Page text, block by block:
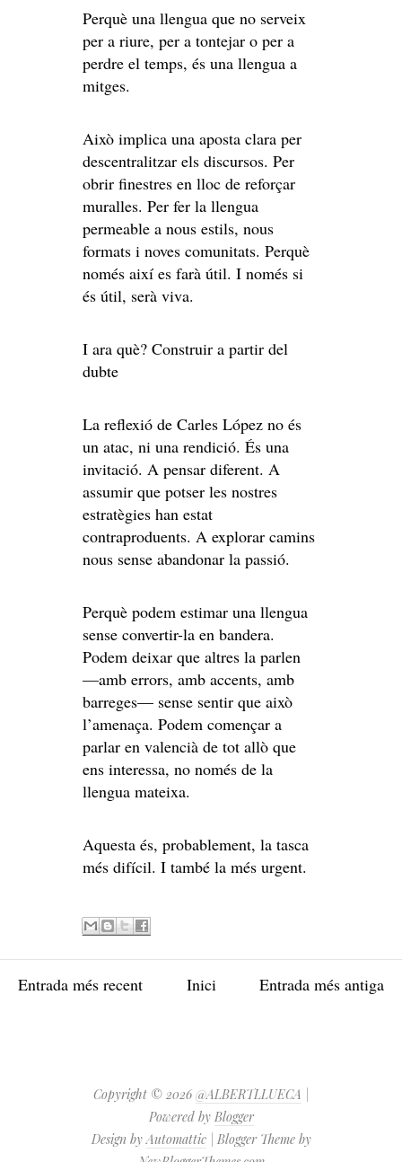
Perquè una llengua que no serveix
per a riure, per a tontejar o per a
perdre el temps, és una llengua a
mitges.
Això implica una aposta clara per
descentralitzar els discursos. Per
obrir finestres en lloc de reforçar
muralles. Per fer la llengua
permeable a nous estils, nous
formats i noves comunitats. Perquè
només així es farà útil. I només si
és útil, serà viva.
I ara què? Construir a partir del
dubte
La reflexió de Carles López no és
un atac, ni una rendició. És una
invitació. A pensar diferent. A
assumir que potser les nostres
estratègies han estat
contraproduents. A explorar camins
nous sense abandonar la passió.
Perquè podem estimar una llengua
sense convertir-la en bandera.
Podem deixar que altres la parlen
—amb errors, amb accents, amb
barreges— sense sentir que això
l’amenaça. Podem començar a
parlar en valencià de tot allò que
ens interessa, no només de la
llengua mateixa.
Aquesta és, probablement, la tasca
més difícil. I també la més urgent.
Entrada més recent Entrada més antiga
Inici
Copyright © 2026 @ALBERTLLUECA
Powered by Blogger
Design byAutomattic| Blogger Theme by